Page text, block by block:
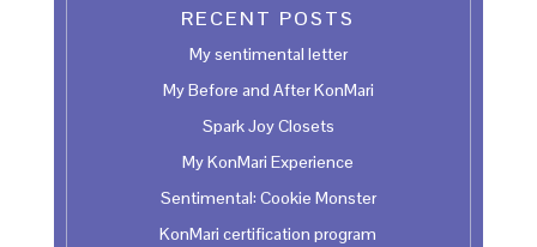
RECENT POSTS
My sentimental letter
My Before and After KonMari
Spark Joy Closets
My KonMari Experience
Sentimental: Cookie Monster
KonMari certification program